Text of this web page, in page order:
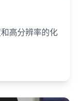
高分辨率的化